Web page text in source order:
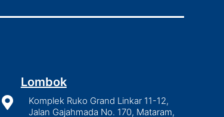
Lombok

Komplek Ruko Grand Linkar 11-12,
Jalan Gajahmada No. 170, Mataram,